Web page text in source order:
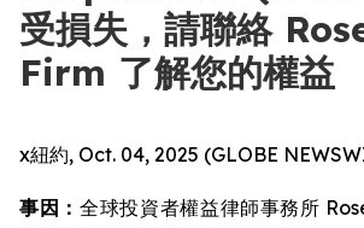
受損失，請聯絡
Firm 了解您的權益
x紐約, Oct. 04, 2025 (GLOBE
事因： 全球投資者權益律師事務所